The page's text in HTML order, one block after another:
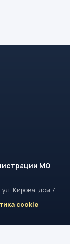
МО
Кирова, дом 7
cookie